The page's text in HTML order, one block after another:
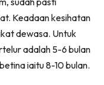
Keadaan kesihatan
dewasa. Untuk
adalah 5-6 bulan
iaitu 8-10 bulan.